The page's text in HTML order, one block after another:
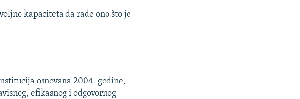
kapaciteta da rade ono što je
osnovana 2004. godine,
efikasnog i odgovornog